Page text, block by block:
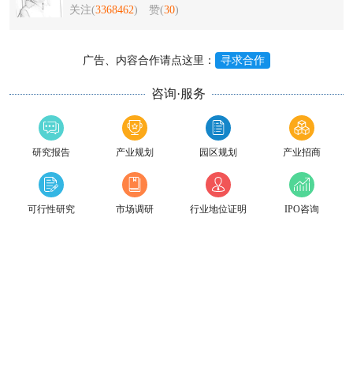
关注(3368462) 赞(30)
广告、内容合作请点这里： 寻求合作
咨询·服务
研究报告 产业规划 园区规划 产业招商
可行性研究 市场调研 行业地位证明 IPO咨询